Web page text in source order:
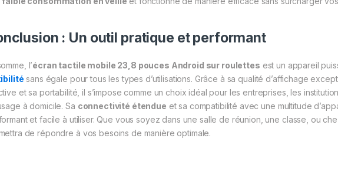
: Un outil pratique et performant
l’écran tactile mobile 23,8 pouces Android sur roulettes est un appareil
sans égale pour tous les types d’utilisations. Grâce à sa qualité d’affichage
et sa portabilité, il s’impose comme un choix idéal pour les entreprises, les
à domicile. Sa connectivité étendue et sa compatibilité avec une multitude
et facile à utiliser. Que vous soyez dans une salle de réunion, une classe, ou
de répondre à vos besoins de manière optimale.